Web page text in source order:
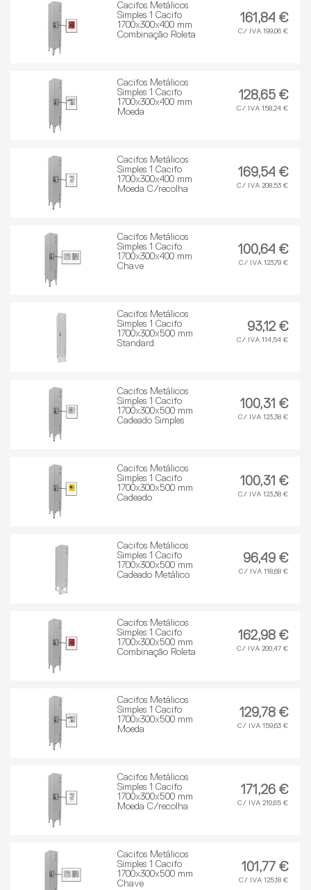
Cacifos Metálicos
Simples 1 Cacifo
1700x300x400 mm
Combinação Roleta
161,84 €
C/ IVA 199,06 €
Cacifos Metálicos
Simples 1 Cacifo
1700x300x400 mm
Moeda
128,65 €
C/ IVA 158,24 €
Cacifos Metálicos
Simples 1 Cacifo
1700x300x400 mm
Moeda C/recolha
169,54 €
C/ IVA 208,53 €
Cacifos Metálicos
Simples 1 Cacifo
1700x300x400 mm
Chave
100,64 €
C/ IVA 123,79 €
Cacifos Metálicos
Simples 1 Cacifo
1700x300x500 mm
Standard
93,12 €
C/ IVA 114,54 €
Cacifos Metálicos
Simples 1 Cacifo
1700x300x500 mm
Cadeado Simples
100,31 €
C/ IVA 123,38 €
Cacifos Metálicos
Simples 1 Cacifo
1700x300x500 mm
Cadeado
100,31 €
C/ IVA 123,38 €
Cacifos Metálicos
Simples 1 Cacifo
1700x300x500 mm
Cadeado Metálico
96,49 €
C/ IVA 118,68 €
Cacifos Metálicos
Simples 1 Cacifo
1700x300x500 mm
Combinação Roleta
162,98 €
C/ IVA 200,47 €
Cacifos Metálicos
Simples 1 Cacifo
1700x300x500 mm
Moeda
129,78 €
C/ IVA 159,63 €
Cacifos Metálicos
Simples 1 Cacifo
1700x300x500 mm
Moeda C/recolha
171,26 €
C/ IVA 210,65 €
Cacifos Metálicos
Simples 1 Cacifo
1700x300x500 mm
Chave
101,77 €
C/ IVA 125,18 €